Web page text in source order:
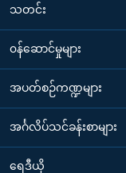
သတင်း
၀န်ဆောင်မှုများ
အပတ်စဉ်ကဏ္ဍများ
အင်္ဂလိပ်သင်ခန်းစာများ
ရေဒီယို